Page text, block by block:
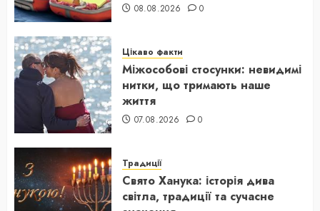
08.08.2026 0
Цікаво факти
Міжособові стосунки: невидимі
нитки, що тримають наше
життя
07.08.2026 0
Традиції
Свято Ханука: історія дива
світла, традиції та сучасне